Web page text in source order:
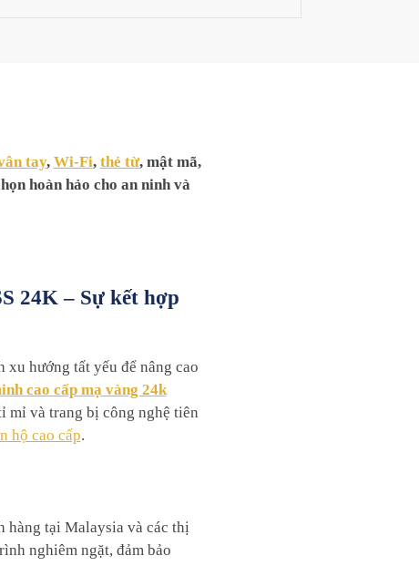
tay, Wi-Fi, thẻ từ, mật mã,
hoàn hảo cho an ninh và
24K – Sự kết hợp
hướng tất yếu để nâng cao
cao cấp mạ vàng 24k
mỉ và trang bị công nghệ tiên
hộ cao cấp.
hàng tại Malaysia và các thị
nghiêm ngặt, đảm bảo